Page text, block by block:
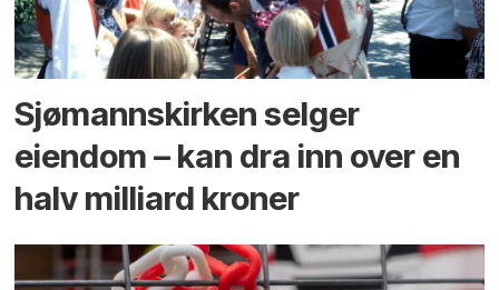
Sjømannskirken selger
eiendom – kan dra inn over en
halv milliard kroner